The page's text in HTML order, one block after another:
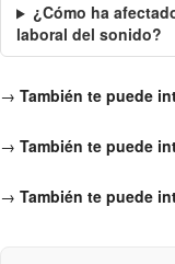
¿Cómo ha
laboral del sonido?
→ También te puede
→ También te puede
→ También te puede